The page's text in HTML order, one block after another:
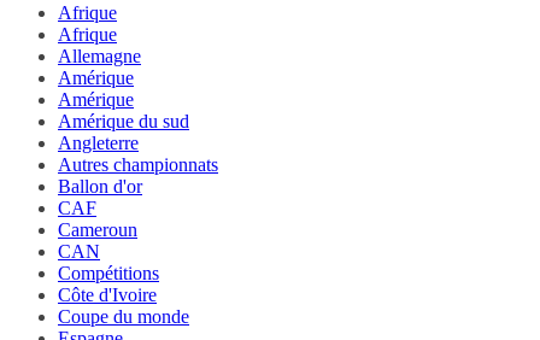
Afrique
Afrique
Allemagne
Amérique
Amérique
Amérique du sud
Angleterre
Autres championnats
Ballon d'or
CAF
Cameroun
CAN
Compétitions
Côte d'Ivoire
Coupe du monde